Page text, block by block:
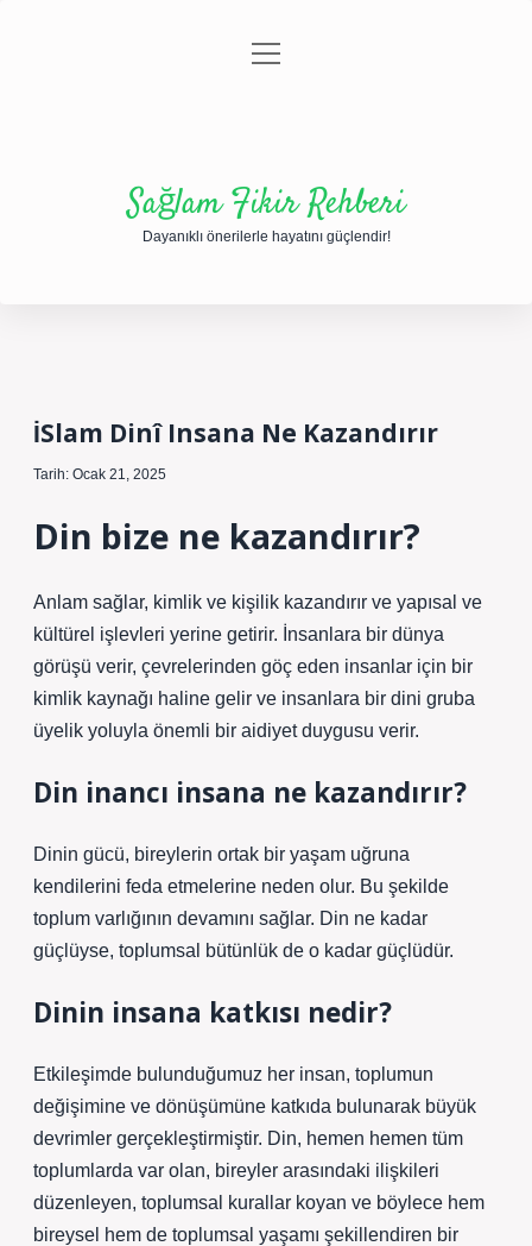
Gizlilik Politikası
menüyü
Sağlam Fikir Rehberi
Dayanıklı önerilerle hayatını güçlendir!
İSlam Dinî Insana Ne Kazandırır
Tarih: Ocak 21, 2025
Din bize ne kazandırır?
Anlam sağlar, kimlik ve kişilik kazandırır ve yapısal ve
kültürel işlevleri yerine getirir. İnsanlara bir dünya
görüşü verir, çevrelerinden göç eden insanlar için bir
kimlik kaynağı haline gelir ve insanlara bir dini gruba
üyelik yoluyla önemli bir aidiyet duygusu verir.
Din inancı insana ne kazandırır?
Dinin gücü, bireylerin ortak bir yaşam uğruna
kendilerini feda etmelerine neden olur. Bu şekilde
toplum varlığının devamını sağlar. Din ne kadar
güçlüyse, toplumsal bütünlük de o kadar güçlüdür.
Dinin insana katkısı nedir?
Etkileşimde bulunduğumuz her insan, toplumun
değişimine ve dönüşümüne katkıda bulunarak büyük
devrimler gerçekleştirmiştir. Din, hemen hemen tüm
toplumlarda var olan, bireyler arasındaki ilişkileri
düzenleyen, toplumsal kurallar koyan ve böylece hem
bireysel hem de toplumsal yaşamı şekillendiren bir